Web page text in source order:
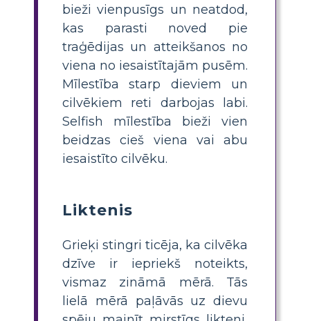
bieži vienpusīgs un neatdod,
kas parasti noved pie
traģēdijas un atteikšanos no
viena no iesaistītajām pusēm.
Mīlestība starp dieviem un
cilvēkiem reti darbojas labi.
Selfish mīlestība bieži vien
beidzas cieš viena vai abu
iesaistīto cilvēku.
Liktenis
Grieķi stingri ticēja, ka cilvēka
dzīve ir iepriekš noteikts,
vismaz zināmā mērā. Tās
lielā mērā paļāvās uz dievu